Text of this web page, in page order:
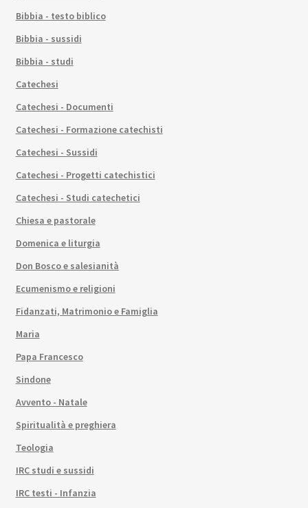
Bibbia - testo biblico
Bibbia - sussidi
Bibbia - studi
Catechesi
Catechesi - Documenti
Catechesi - Formazione catechisti
Catechesi - Sussidi
Catechesi - Progetti catechistici
Catechesi - Studi catechetici
Chiesa e pastorale
Domenica e liturgia
Don Bosco e salesianità
Ecumenismo e religioni
Fidanzati, Matrimonio e Famiglia
Maria
Papa Francesco
Sindone
Avvento - Natale
Spiritualità e preghiera
Teologia
IRC studi e sussidi
IRC testi - Infanzia